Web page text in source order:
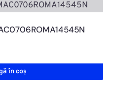
în coș